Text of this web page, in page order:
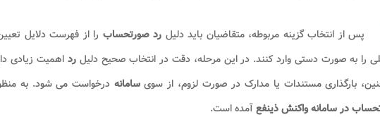
پس از انتخاب گزینه مربوطه، متقاضیان باید دلیل رد صورتحساب را از فهرست دلایل
را به صورت دستی وارد کنند. در این مرحله، دقت در انتخاب صحیح دلیلرد اهمیت زیادی
بارگذاری مستندات یا مدارک در صورت لزوم، از سویسامانه درخواست می شود. به
در سامانه واکنش ذینفعآمده است.